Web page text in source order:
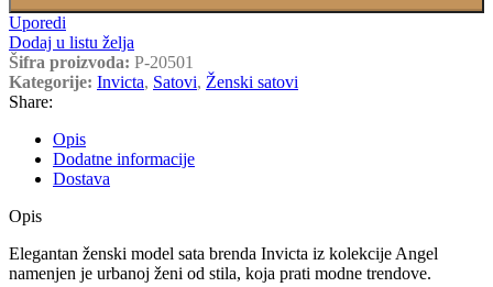
Uporedi
Dodaj u listu želja
Šifra proizvoda: P-20501
Kategorije: Invicta, Satovi, Ženski satovi
Share:
Opis
Dodatne informacije
Dostava
Opis
Elegantan ženski model sata brenda Invicta iz kolekcije Angel
namenjen je urbanoj ženi od stila, koja prati modne trendove.